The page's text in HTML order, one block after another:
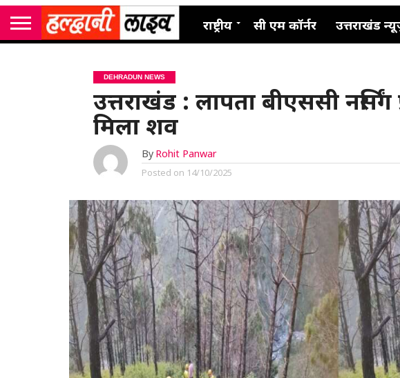
राष्ट्रीय सी एम कॉर्नर उत्तराखंड
DEHRADUN NEWS
उत्तराखंड : लापता बीएससी नर्सिंग
मिला शव
By Rohit Panwar
Posted on 14/10/2025